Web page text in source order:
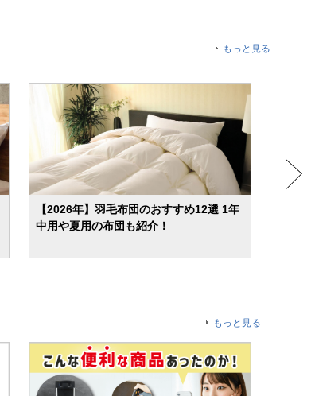
もっと見る
【2026年】羽毛布団のおすすめ12選 1年
中用や夏用の布団も紹介！
もっと見る